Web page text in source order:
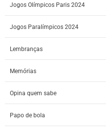
Jogos Olímpicos Paris 2024
Jogos Paralímpicos 2024
Lembranças
Memórias
Opina quem sabe
Papo de bola